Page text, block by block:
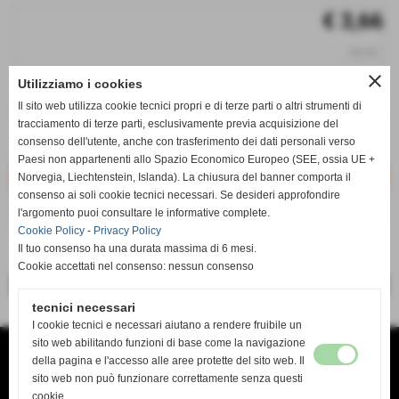
€ 3,66
remove_circle
qt. non disponibile
k352
Non disponibile
AVVISA QUANDO DISPONIBILE
TANDA SERVICE di TANDA MAURO
VIA DEL RISORGIMENTO 138 B
TEL. 070 4618636
close
Utilizziamo i cookies
Il sito web utilizza cookie tecnici propri e di terze parti o altri strumenti di
tracciamento di terze parti, esclusivamente previa acquisizione del
consenso dell'utente, anche con trasferimento dei dati personali verso
Paesi non appartenenti allo Spazio Economico Europeo (SEE, ossia UE +
Norvegia, Liechtenstein, Islanda). La chiusura del banner comporta il
consenso ai soli cookie tecnici necessari. Se desideri approfondire
l'argomento puoi consultare le informative complete.
Cookie Policy - Privacy Policy
Il tuo consenso ha una durata massima di 6 mesi.
Cookie accettati nel consenso: nessun consenso
tecnici necessari
I cookie tecnici e necessari aiutano a rendere fruibile un
sito web abilitando funzioni di base come la navigazione
della pagina e l'accesso alle aree protette del sito web. Il
sito web non può funzionare correttamente senza questi
cookie.